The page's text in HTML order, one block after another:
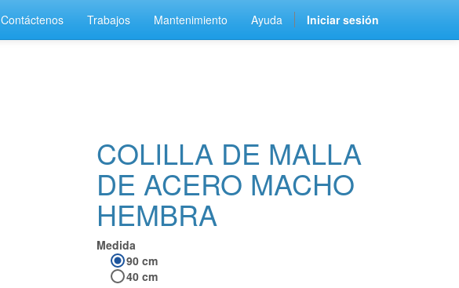
Contáctenos Trabajos Mantenimiento Ayuda Iniciar sesión
COLILLA DE MALLA
DE ACERO MACHO
HEMBRA
Medida
90 cm
40 cm